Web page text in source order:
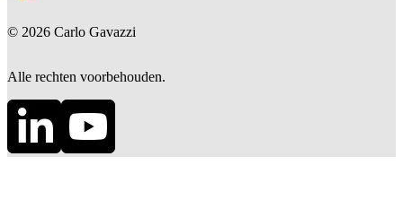
© 2026 Carlo Gavazzi
Alle rechten voorbehouden.